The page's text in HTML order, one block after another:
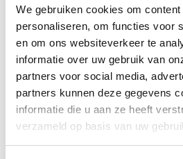
We gebruiken cookies om
personaliseren, om functies voor
en om ons websiteverkeer te
informatie over uw gebruik van
partners voor social media,
partners kunnen deze gegevens
informatie die u aan ze heeft
verzameld op basis van uw
• Startkapitaal van € 18.000,-
inrichting van BV’s is
mogelijkheden om van de wet
wijken.
Rechtsgebied: